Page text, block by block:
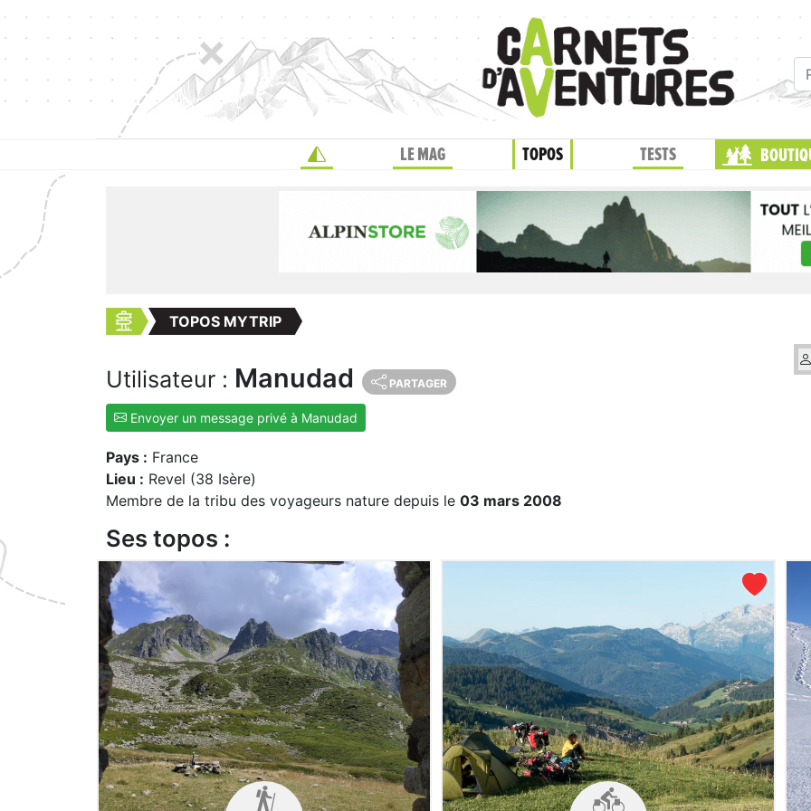
LE MAG TOPOS TESTS
TOPOS MYTRIP
Utilisateur : Manudad PARTAGER
Envoyer un message privé à Manudad
Pays : France
Lieu : Revel (38 Isère)
Membre de la tribu des voyageurs nature depuis le 03 mars 2008
Ses topos :
 